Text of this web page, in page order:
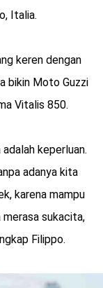
Italia.
keren dengan
bikin Moto Guzzi
Vitalis 850.
keperluan.
adanya kita
karena mampu
sukacita,
Filippo.